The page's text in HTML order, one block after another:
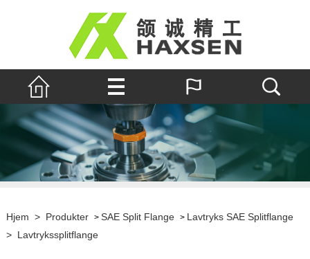
Hjem > Produkter > SAE Split Flange > Lavtryks SAE Splitflange
> Lavtrykssplitflange